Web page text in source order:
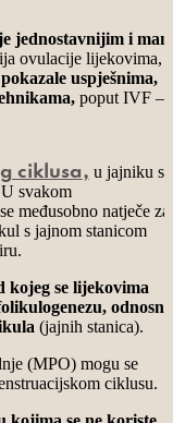
jednostavnijim i
ovulacije lijekovima,
uspješnima,
poput IVF –
ciklusa, u jajniku se
svakom
međusobno natječe za
s jajnom stanicom
kojeg se lijekovima
odnosno
(jajnih stanica).
(MPO) mogu se
ciklusu.